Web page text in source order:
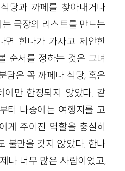
당과 까페를 찾아내거나
극장의 리스트를 만드는
면 한나가 가자고 제안한
순서를 정하는 것은 그녀
담은 꼭 까페나 식당, 혹은
에만 한정되지 않았다. 같
터 나중에는 여행지를 고
게 주어진 역할을 충실히
불만을 갖지 않았다. 한나
나 너무 많은 사람이었고,